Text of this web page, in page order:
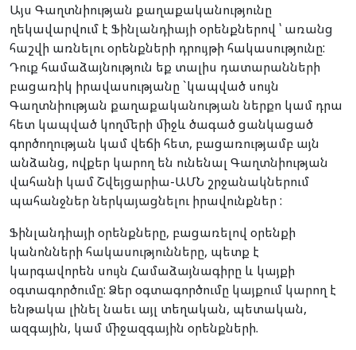
Այս Գաղտնիության քաղաքականությունը
ղեկավարվում է Ֆինլանդիայի օրենքներով ՝ առանց
հաշվի առնելու օրենքների դրույթի հակասությունը:
Դուք համաձայնություն եք տալիս դատարանների
բացառիկ իրավասությանը `կապված սույն
Գաղտնիության քաղաքականության ներքո կամ դրա
հետ կապված կողմերի միջև ծագած ցանկացած
գործողության կամ վեճի հետ, բացառությամբ այն
անձանց, ովքեր կարող են ունենալ Գաղտնիության
վահանի կամ Շվեյցարիա-ԱՄՆ շրջանակներում
պահանջներ ներկայացնելու իրավունքներ :
Ֆինլանդիայի օրենքները, բացառելով օրենքի
կանոնների հակասությունները, պետք է
կարգավորեն սույն Համաձայնագիրը և կայքի
օգտագործումը: Ձեր օգտագործումը կայքում կարող է
ենթակա լինել նաեւ այլ տեղական, պետական,
ազգային, կամ միջազգային օրենքների.